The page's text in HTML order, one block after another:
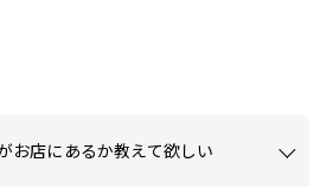
お店にあるか教えて欲しい